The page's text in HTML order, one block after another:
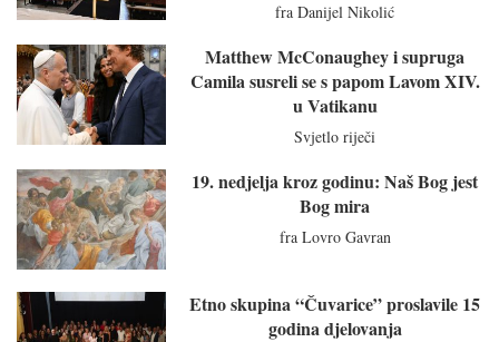
fra Danijel Nikolić
Matthew McConaughey i supruga
Camila susreli se s papom Lavom XIV.
u Vatikanu
Svjetlo riječi
19. nedjelja kroz godinu: Naš Bog jest
Bog mira
fra Lovro Gavran
Etno skupina “Čuvarice” proslavile 15
godina djelovanja